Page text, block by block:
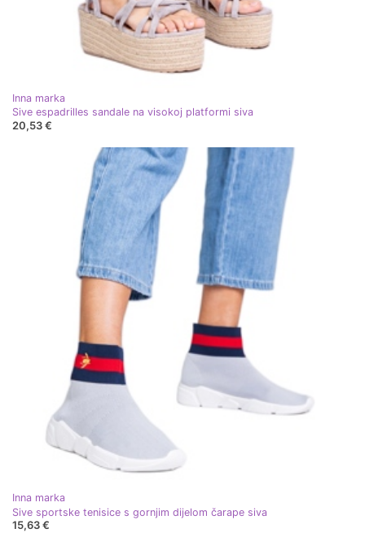
Inna marka
Sive espadrilles sandale na visokoj platformi siva
20,53 €
Inna marka
Sive sportske tenisice s gornjim dijelom čarape siva
15,63 €